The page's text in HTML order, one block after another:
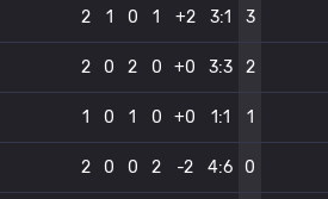
2 1 0 1 +2 3:1 3
2 0 2 0 +0 3:3 2
1 0 1 0 +0 1:1 1
2 0 0 2 -2 4:6 0